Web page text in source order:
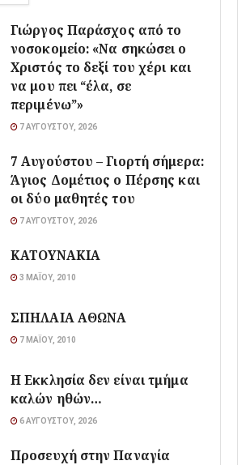
Γιώργος Παράσχος από το
νοσοκομείο: «Να σηκώσει ο
Χριστός το δεξί του χέρι και
να μου πει “έλα, σε
περιμένω”»
7 ΑΥΓΟΎΣΤΟΥ, 2026
7 Αυγούστου – Γιορτή σήμερα:
Άγιος Δομέτιος ο Πέρσης και
οι δύο μαθητές του
7 ΑΥΓΟΎΣΤΟΥ, 2026
ΚΑΤΟΥΝΑΚΙΑ
3 ΜΑΪ́ΟΥ, 2010
ΣΠΗΛΑΙΑ ΑΘΩΝΑ
7 ΜΑΪ́ΟΥ, 2010
Η Εκκλησία δεν είναι τμήμα
καλών ηθών…
6 ΑΥΓΟΎΣΤΟΥ, 2026
Προσευχή στην Παναγία